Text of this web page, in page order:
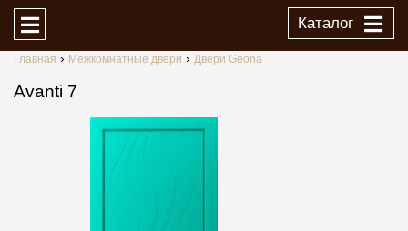
Каталог
Главная Межкомнатные двери Двери Geona
Avanti 7